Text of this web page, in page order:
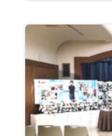
気だった頃は
されていたそ
も仲睦まじい